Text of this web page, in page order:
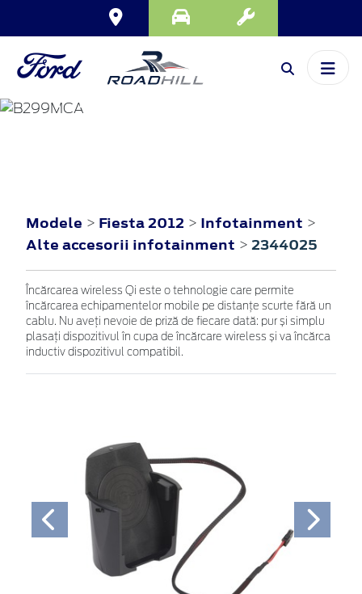
FIESTA
Modele > Fiesta 2012 > Infotainment >
Alte accesorii infotainment > 2344025
Încărcarea wireless Qi este o tehnologie care permite
încărcarea echipamentelor mobile pe distanțe scurte fără un
cablu. Nu aveți nevoie de priză de fiecare dată: pur și simplu
plasați dispozitivul în cupa de încărcare wireless și va încărca
inductiv dispozitivul compatibil.